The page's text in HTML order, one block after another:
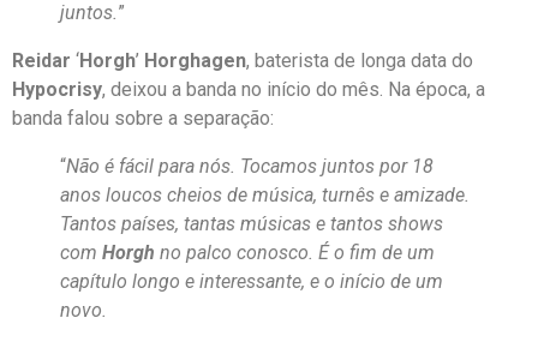
juntos.”
Reidar ‘Horgh’ Horghagen, baterista de longa data do
Hypocrisy, deixou a banda no início do mês. Na época, a
banda falou sobre a separação:
“Não é fácil para nós. Tocamos juntos por 18
anos loucos cheios de música, turnês e amizade.
Tantos países, tantas músicas e tantos shows
com Horgh no palco conosco. É o fim de um
capítulo longo e interessante, e o início de um
novo.